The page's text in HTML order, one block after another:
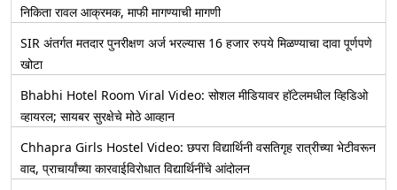
निकिता रावल आक्रमक, माफी मागण्याची मागणी
SIR अंतर्गत मतदार पुनरीक्षण अर्ज भरल्यास 16 हजार रुपये मिळण्याचा दावा पूर्णपणे
खोटा
Bhabhi Hotel Room Viral Video: सोशल मीडियावर हॉटेलमधील व्हिडिओ
व्हायरल; सायबर सुरक्षेचे मोठे आव्हान
Chhapra Girls Hostel Video: छपरा विद्यार्थिनी वसतिगृह रात्रीच्या भेटीवरून
वाद, प्राचार्यांच्या कारवाईविरोधात विद्यार्थिनींचे आंदोलन